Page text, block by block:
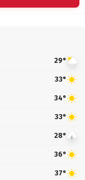
29°
33°
34°
33°
28°
36°
37°